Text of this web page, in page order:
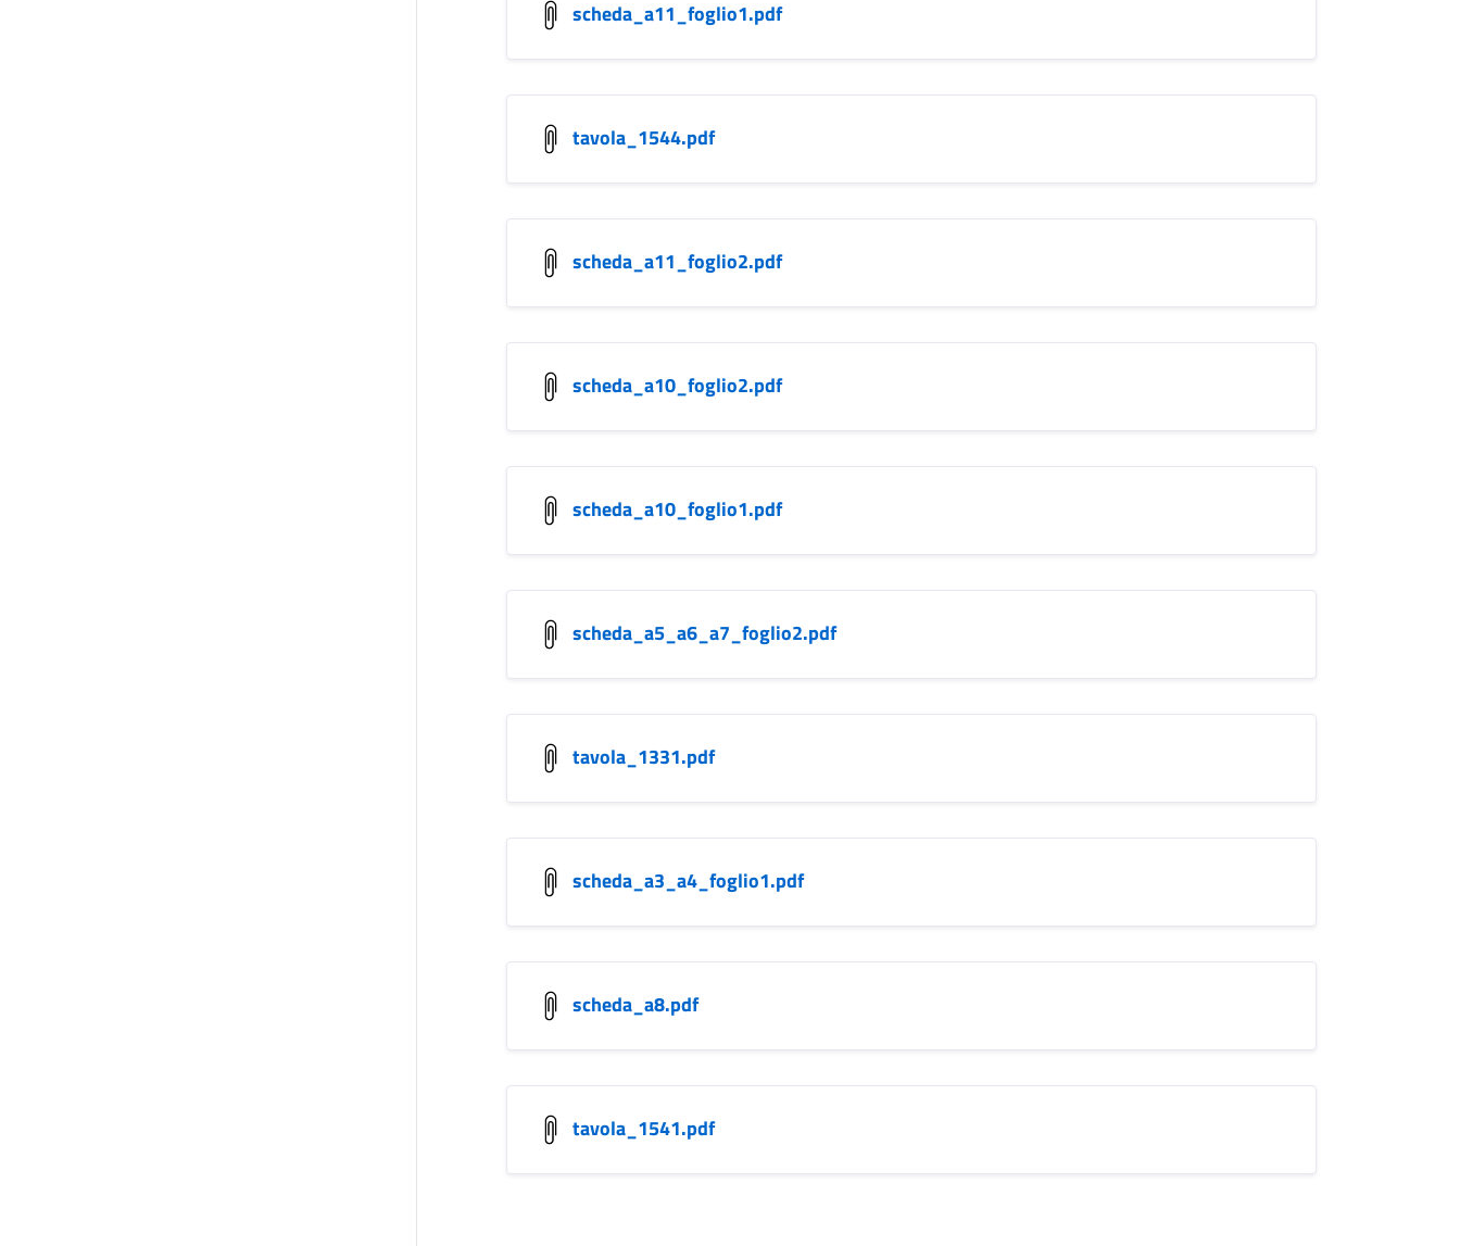
scheda_a11_foglio1.pdf
tavola_1544.pdf
scheda_a11_foglio2.pdf
scheda_a10_foglio2.pdf
scheda_a10_foglio1.pdf
scheda_a5_a6_a7_foglio2.pdf
tavola_1331.pdf
scheda_a3_a4_foglio1.pdf
scheda_a8.pdf
tavola_1541.pdf